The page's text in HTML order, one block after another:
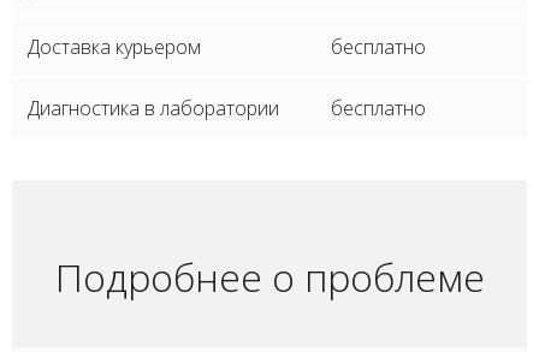
Доставка курьером бесплатно
Диагностика в лаборатории бесплатно
Подробнее о проблеме